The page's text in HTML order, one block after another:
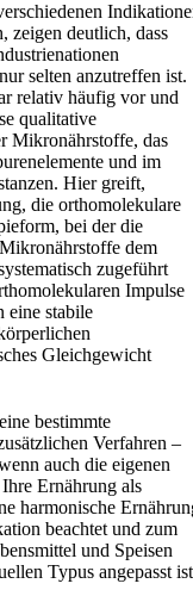
zeigen deutlich, dass
selten anzutreffen ist.
relativ häufig vor und
qualitative
Mikronährstoffe, das
und im
Hier greift,
die orthomolekulare
bei der die
dem
zugeführt
Impulse
eine stabile
Gleichgewicht
bestimmte
Verfahren –
auch die eigenen
Ernährung als
harmonische
beachtet und zum
und Speisen
Typus angepasst